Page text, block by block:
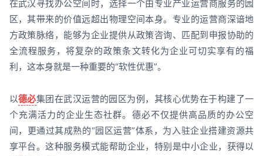
在武汉寻找办公空间时，选择一个由专业产业运营商服务的园
区，其带来的价值远超出物理空间本身。专业的运营商深谙地
方政策脉络，能够为企业提供从政策咨询、匹配到申报协助的
全流程服务，将复杂的政策条文转化为企业可切实享有的福
利，这本身就是一种重要的“软性优惠”。
以德必集团在武汉运营的园区为例，其核心优势在于构建了一
个充满活力的企业生态社群。德必不仅提供高品质的办公空
间，更通过其成熟的“园区运营”体系，为入驻企业搭建资源共
享平台。这种服务模式能帮助企业，特别是中小企业，获得以